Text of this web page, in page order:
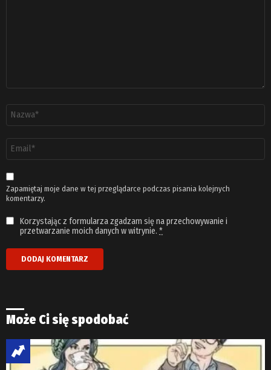
email
*
Zapamiętaj moje dane w tej przeglądarce podczas pisania kolejnych
komentarzy.
Korzystając z formularza zgadzam się na przechowywanie i
przetwarzanie moich danych w witrynie. *
Może Ci się spodobać